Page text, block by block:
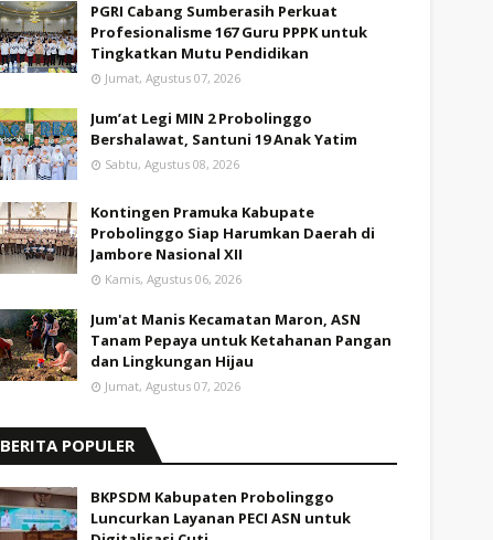
PGRI Cabang Sumberasih Perkuat
Profesionalisme 167 Guru PPPK untuk
Tingkatkan Mutu Pendidikan
Jumat, Agustus 07, 2026
Jum’at Legi MIN 2 Probolinggo
Bershalawat, Santuni 19 Anak Yatim
Sabtu, Agustus 08, 2026
Kontingen Pramuka Kabupate
Probolinggo Siap Harumkan Daerah di
Jambore Nasional XII
Kamis, Agustus 06, 2026
Jum'at Manis Kecamatan Maron, ASN
Tanam Pepaya untuk Ketahanan Pangan
dan Lingkungan Hijau
Jumat, Agustus 07, 2026
BERITA POPULER
BKPSDM Kabupaten Probolinggo
Luncurkan Layanan PECI ASN untuk